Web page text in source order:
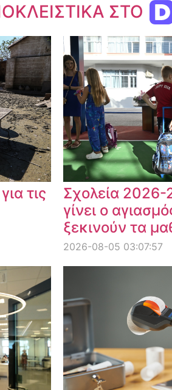
ΣΤΟ
τις
Σχολεία
γίνει ο
ξεκινούν τα
2026-08-05 03:07:57